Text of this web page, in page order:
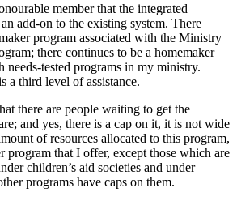
member that the integrated
add-on to the existing system. There
program associated with the Ministry
there continues to be a homemaker
needs-tested programs in my ministry.
a third level of assistance.
there are people waiting to get the
and yes, there is a cap on it, it is not wide
of resources allocated to this program,
program that I offer, except those which are
children’s aid societies and under
programs have caps on them.